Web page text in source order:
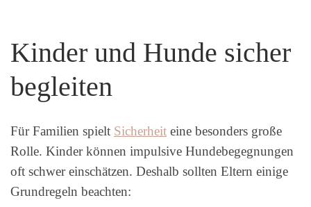
Kinder und Hunde sicher
begleiten
Für Familien spielt Sicherheit eine besonders große
Rolle. Kinder können impulsive Hundebegegnungen
oft schwer einschätzen. Deshalb sollten Eltern einige
Grundregeln beachten: